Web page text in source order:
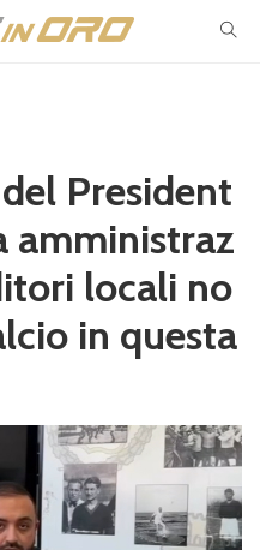
President
amministraz
locali no
in questa